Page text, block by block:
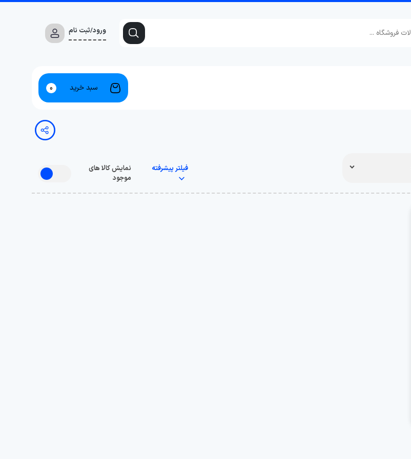
ورود/ثبت نام
سبد خرید 0
فیلتر پیشرفته
نمایش کالا های
موجود